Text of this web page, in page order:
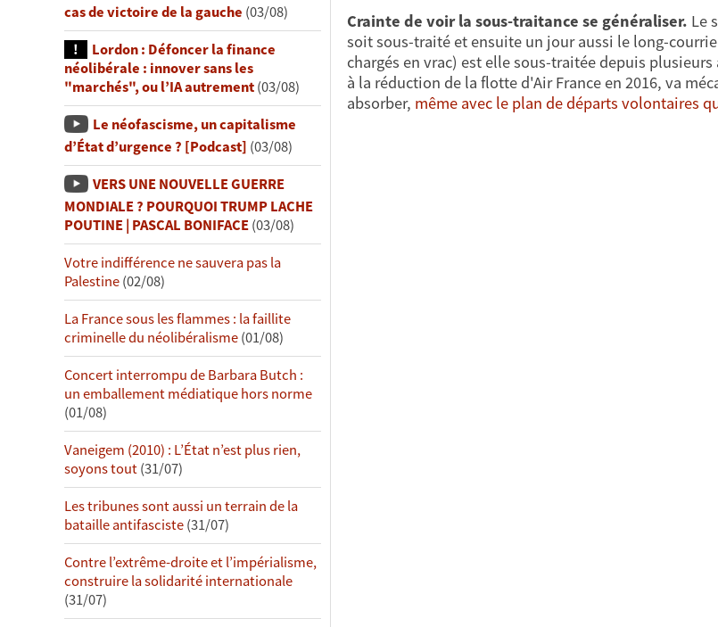
cas de victoire de la gauche (03/08)
Lordon : Défoncer la finance
néolibérale : innover sans les
"marchés", ou l’IA autrement(03/08)
Le néofascisme, un capitalisme
d’État d’urgence ? [Podcast] (03/08)
VERS UNE NOUVELLE GUERRE
MONDIALE ? POURQUOI TRUMP LACHE
POUTINE | PASCAL BONIFACE(03/08)
Votre indifférence ne sauvera pas la
Palestine(02/08)
La France sous les flammes : la faillite
criminelle du néolibéralisme(01/08)
Concert interrompu de Barbara Butch :
un emballement médiatique hors norme
(01/08)
Vaneigem (2010) : L’État n’est plus rien,
soyons tout(31/07)
Les tribunes sont aussi un terrain de la
bataille antifasciste(31/07)
Contre l’extrême-droite et l’impérialisme,
construire la solidarité internationale
(31/07)
Crainte de voir la sous-traitance se généraliser. Le
soit sous-traité et ensuite un jour aussi le long-
chargés en vrac) est elle sous-traitée depuis
à la réduction de la flotte d'Air France en 2016, va
absorber, même avec le plan de départs volontaires